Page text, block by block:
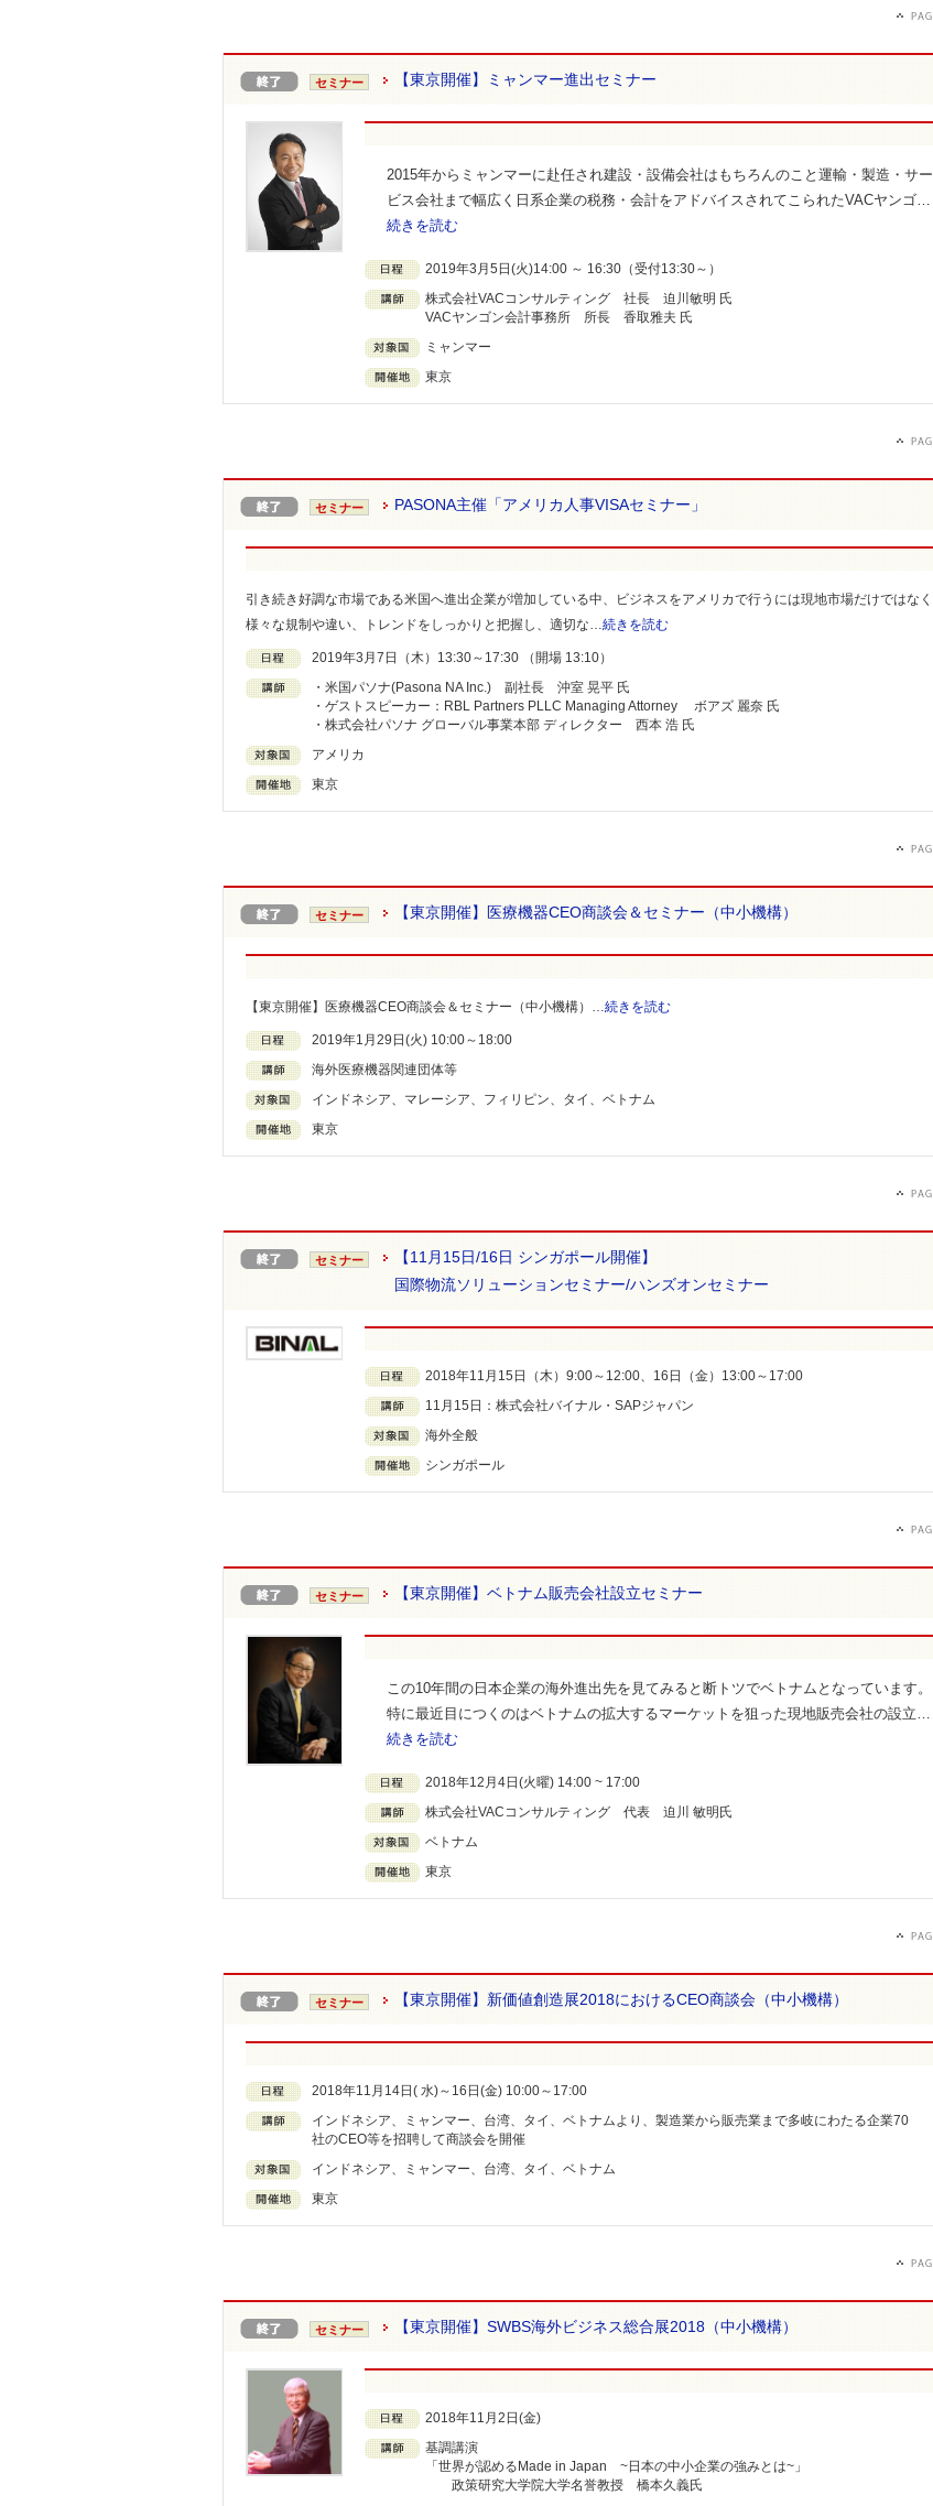
セミナー 【東京開催】ミャンマー進出セミナー
2015年からミャンマーに赴任され建設・設備会社はもちろんのこと運輸・製造・サー
ビス会社まで幅広く日系企業の税務・会計をアドバイスされてこられたVACヤンゴ…
続きを読む
2019年3月5日(火)14:00 ～ 16:30（受付13:30～）
株式会社VACコンサルティング 社長 迫川敏明 氏
VACヤンゴン会計事務所 所長 香取雅夫 氏
ミャンマー
東京
セミナー PASONA主催「アメリカ人事VISAセミナー」
引き続き好調な市場である米国へ進出企業が増加している中、ビジネスをアメリカで行うには現地市場だけではなく
様々な規制や違い、トレンドをしっかりと把握し、適切な… 続きを読む
2019年3月7日（木）13:30～17:30 （開場 13:10）
・米国パソナ(Pasona NA Inc.) 副社長 沖室 晃平 氏
・ゲストスピーカー：RBL Partners PLLC Managing Attorney ボアズ 麗奈 氏
・株式会社パソナ グローバル事業本部 ディレクター 西本 浩 氏
アメリカ
東京
セミナー 【東京開催】医療機器CEO商談会＆セミナー（中小機構）
【東京開催】医療機器CEO商談会＆セミナー（中小機構）… 続きを読む
2019年1月29日(火) 10:00～18:00
海外医療機器関連団体等
インドネシア、マレーシア、フィリピン、タイ、ベトナム
東京
セミナー
【11月15日/16日 シンガポール開催】
国際物流ソリューションセミナー/ハンズオンセミナー
2018年11月15日（木）9:00～12:00、16日（金）13:00～17:00
11月15日：株式会社バイナル・SAPジャパン
海外全般
シンガポール
セミナー 【東京開催】ベトナム販売会社設立セミナー
この10年間の日本企業の海外進出先を見てみると断トツでベトナムとなっています。
特に最近目につくのはベトナムの拡大するマーケットを狙った現地販売会社の設立…
続きを読む
2018年12月4日(火曜) 14:00 ~ 17:00
株式会社VACコンサルティング 代表 迫川 敏明氏
ベトナム
東京
セミナー 【東京開催】新価値創造展2018におけるCEO商談会（中小機構）
2018年11月14日( 水)～16日(金) 10:00～17:00
インドネシア、ミャンマー、台湾、タイ、ベトナムより、製造業から販売業まで多岐にわたる企業70
社のCEO等を招聘して商談会を開催
インドネシア、ミャンマー、台湾、タイ、ベトナム
東京
セミナー 【東京開催】SWBS海外ビジネス総合展2018（中小機構）
2018年11月2日(金)
基調講演
「世界が認めるMade in Japan ~日本の中小企業の強みとは~」
政策研究大学院大学名誉教授 橋本久義氏